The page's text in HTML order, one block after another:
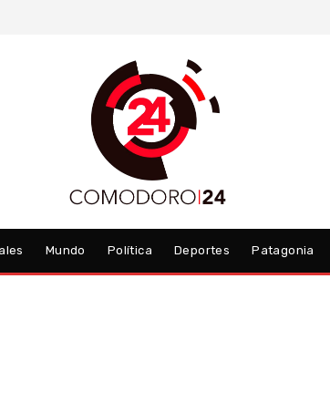
Mundo Política Deportes Patagonia